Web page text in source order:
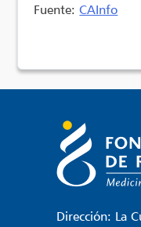
Fuente:CAInfo
Dirección: La